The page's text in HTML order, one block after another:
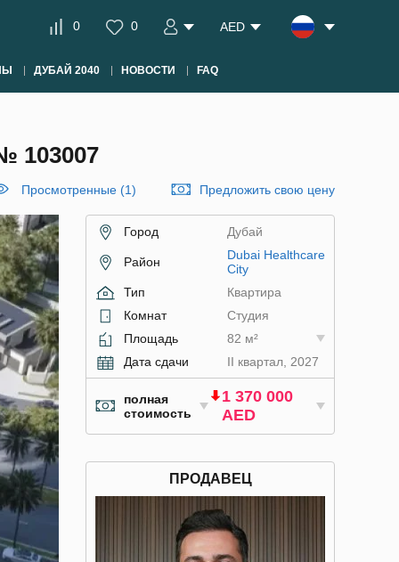
0 0 AED
ДУБАЙ 2040 НОВОСТИ FAQ
103007
Просмотренные (1) Предложить свою цену
Город Дубай
Район
Dubai Healthcare
City
Тип
Квартира
Комнат
Студия
Площадь
82 м²
Дата сдачи
II квартал, 2027
полная
стоимость
1 370 000
AED
ПРОДАВЕЦ